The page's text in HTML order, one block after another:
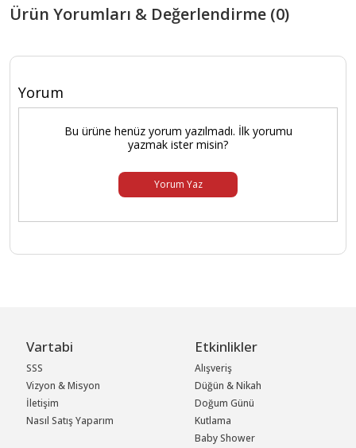
Ürün Yorumları & Değerlendirme (0)
Yorum
Bu ürüne henüz yorum yazılmadı. İlk yorumu
yazmak ister misin?
Yorum Yaz
Vartabi
SSS
Vizyon & Misyon
İletişim
Nasıl Satış Yaparım
Etkinlikler
Alışveriş
Düğün & Nikah
Doğum Günü
Kutlama
Baby Shower